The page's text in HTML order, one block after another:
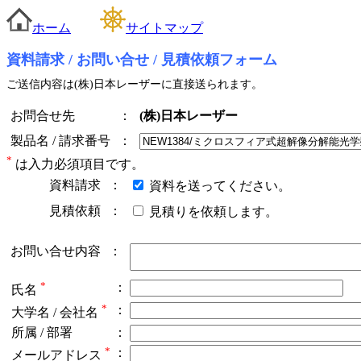
ホーム サイトマップ
資料請求 / お問い合せ / 見積依頼フォーム
ご送信内容は(株)日本レーザーに直接送られます。
お問合せ先 ：
(株)日本レーザー
製品名 / 請求番号
：
* は入力必須項目です。
資料請求
：
資料を送ってください。
見積依頼
： 見積りを依頼します。
お問い合せ内容 ：
氏名 *
：
大学名 / 会社名 *
：
所属 / 部署
：
メールアドレス * ：